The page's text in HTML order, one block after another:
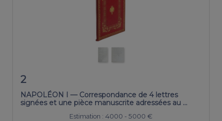
2
NAPOLÉON I — Correspondance de 4 lettres
signées et une pièce manuscrite adressées au …
Estimation : 4000 - 5000 €